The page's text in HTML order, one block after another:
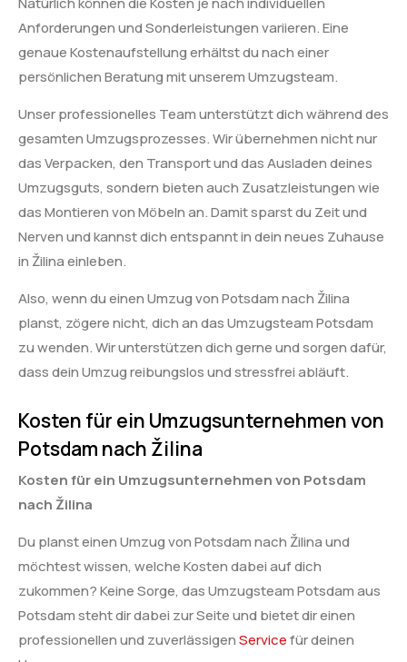
Anforderungen und Sonderleistungen variieren. Eine
genaue Kostenaufstellung erhältst du nach einer
persönlichen Beratung mit unserem Umzugsteam.
Unser professionelles Team unterstützt dich während des
gesamten Umzugsprozesses. Wir übernehmen nicht nur
das Verpacken, den Transport und das Ausladen deines
Umzugsguts, sondern bieten auch Zusatzleistungen wie
das Montieren von Möbeln an. Damit sparst du Zeit und
Nerven und kannst dich entspannt in dein neues Zuhause
in Žilina einleben.
Also, wenn du einen Umzug von Potsdam nach Žilina
planst, zögere nicht, dich an das Umzugsteam Potsdam
zu wenden. Wir unterstützen dich gerne und sorgen dafür,
dass dein Umzug reibungslos und stressfrei abläuft.
Kosten für ein Umzugsunternehmen von
Potsdam nach Žilina
Kosten für ein Umzugsunternehmen von Potsdam
nach Žilina
Du planst einen Umzug von Potsdam nach Žilina und
möchtest wissen, welche Kosten dabei auf dich
zukommen? Keine Sorge, das Umzugsteam Potsdam aus
Potsdam steht dir dabei zur Seite und bietet dir einen
professionellen und zuverlässigenServicefür deinen